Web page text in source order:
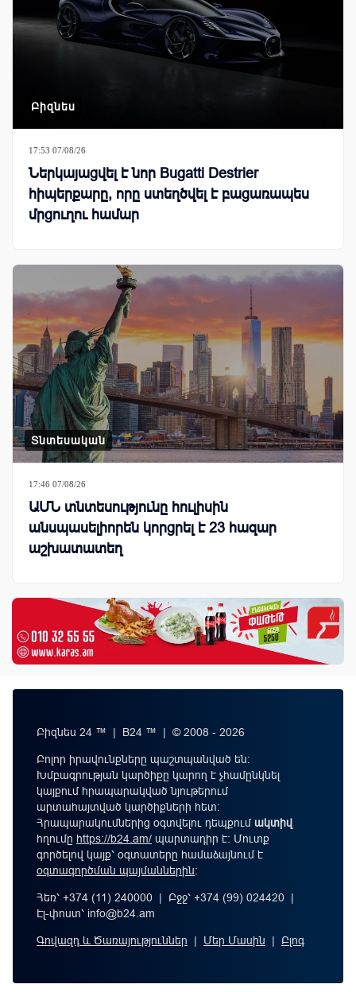
Բիզնես
17:53 07/08/26
Ներկայացվել է նոր Bugatti Destrier
հիպերքարը, որը ստեղծվել է բացառապես
մրցուղու համար
Տնտեսական
17:46 07/08/26
ԱՄՆ տնտեսությունը հուլիսին
անսպասելիորեն կորցրել է 23 հազար
աշխատատեղ
Բիզնես 24 ™ | B24 ™ | © 2008 - 2026
Բոլոր իրավունքները պաշտպանված են:
Խմբագրության կարծիքը կարող է չհամընկնել
կայքում հրապարակված նյութերում
արտահայտված կարծիքների հետ:
Հրապարակումներից օգտվելու դեպքումակտիվ
հղումը https://b24.am/ պարտադիր է: Մուտք
գործելով կայք՝ օգտատերը համաձայնում է
օգտագործման պայմաններին։
Հեռ՝ +374 (11) 240000 | Բջջ՝ +374 (99) 024420 |
Էլ-փոստ՝ info@b24.am
Գովազդ և Ծառայություններ | Մեր Մասին | Բլոգ